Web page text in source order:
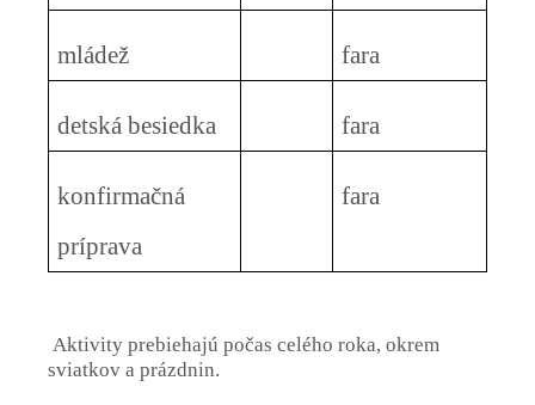
mládež fara
detská besiedka fara
konfirmačná
príprava
fara
Aktivity prebiehajú počas celého roka, okrem
sviatkov a prázdnin.